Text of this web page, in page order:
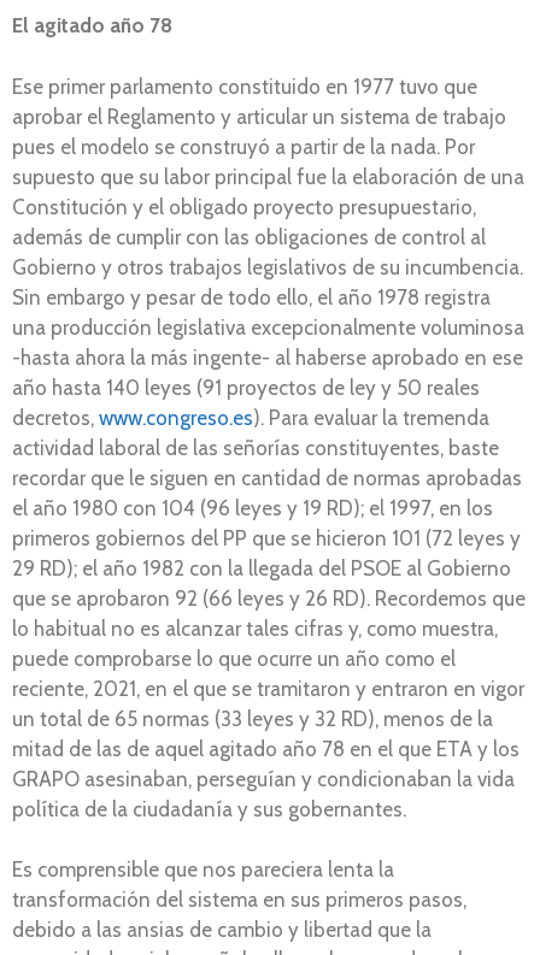
El agitado año 78
Ese primer parlamento constituido en 1977 tuvo que
aprobar el Reglamento y articular un sistema de trabajo
pues el modelo se construyó a partir de la nada. Por
supuesto que su labor principal fue la elaboración de una
Constitución y el obligado proyecto presupuestario,
además de cumplir con las obligaciones de control al
Gobierno y otros trabajos legislativos de su incumbencia.
Sin embargo y pesar de todo ello, el año 1978 registra
una producción legislativa excepcionalmente voluminosa
-hasta ahora la más ingente- al haberse aprobado en ese
año hasta 140 leyes (91 proyectos de ley y 50 reales
decretos, www.congreso.es). Para evaluar la tremenda
actividad laboral de las señorías constituyentes, baste
recordar que le siguen en cantidad de normas aprobadas
el año 1980 con 104 (96 leyes y 19 RD); el 1997, en los
primeros gobiernos del PP que se hicieron 101 (72 leyes y
29 RD); el año 1982 con la llegada del PSOE al Gobierno
que se aprobaron 92 (66 leyes y 26 RD). Recordemos que
lo habitual no es alcanzar tales cifras y, como muestra,
puede comprobarse lo que ocurre un año como el
reciente, 2021, en el que se tramitaron y entraron en vigor
un total de 65 normas (33 leyes y 32 RD), menos de la
mitad de las de aquel agitado año 78 en el que ETA y los
GRAPO asesinaban, perseguían y condicionaban la vida
política de la ciudadanía y sus gobernantes.
Es comprensible que nos pareciera lenta la
transformación del sistema en sus primeros pasos,
debido a las ansias de cambio y libertad que la